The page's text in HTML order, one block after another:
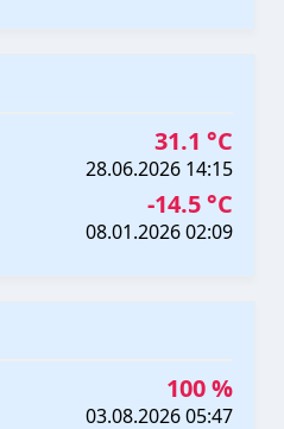
31.1 °C
28.06.2026 14:15
-14.5 °C
08.01.2026 02:09
100 %
03.08.2026 05:47